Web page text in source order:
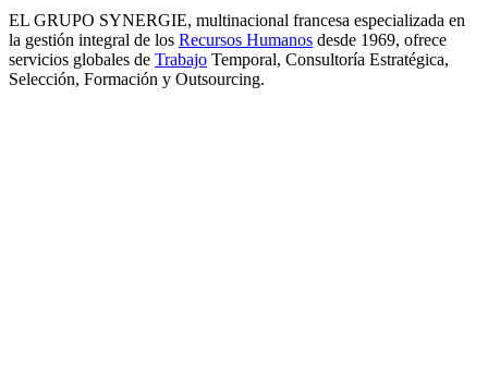
EL GRUPO SYNERGIE, multinacional francesa especializada en
la gestión integral de los Recursos Humanos desde 1969, ofrece
servicios globales de Trabajo Temporal, Consultoría Estratégica,
Selección, Formación y Outsourcing.